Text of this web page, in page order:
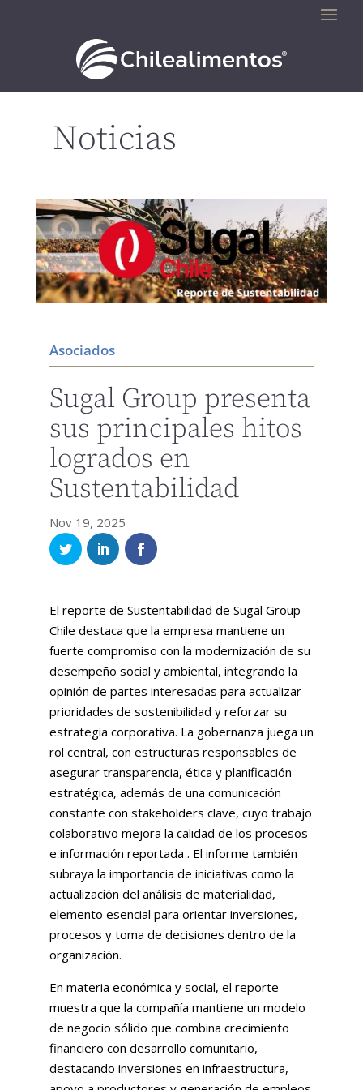
Noticias
Asociados
Sugal Group presenta
sus principales hitos
logrados en
Sustentabilidad
Nov 19, 2025
El reporte de Sustentabilidad de Sugal Group
Chile destaca que la empresa mantiene un
fuerte compromiso con la modernización de su
desempeño social y ambiental, integrando la
opinión de partes interesadas para actualizar
prioridades de sostenibilidad y reforzar su
estrategia corporativa. La gobernanza juega un
rol central, con estructuras responsables de
asegurar transparencia, ética y planificación
estratégica, además de una comunicación
constante con stakeholders clave, cuyo trabajo
colaborativo mejora la calidad de los procesos
e información reportada . El informe también
subraya la importancia de iniciativas como la
actualización del análisis de materialidad,
elemento esencial para orientar inversiones,
procesos y toma de decisiones dentro de la
organización.
En materia económica y social, el reporte
muestra que la compañía mantiene un modelo
de negocio sólido que combina crecimiento
financiero con desarrollo comunitario,
destacando inversiones en infraestructura,